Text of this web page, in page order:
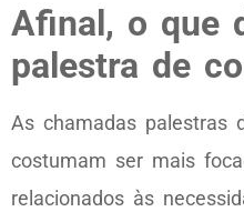
Afinal, o que
palestra de
As chamadas palestras
costumam ser mais
relacionados às